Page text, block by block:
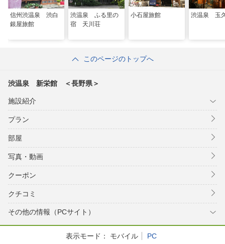
信州渋温泉 渋白
銀屋旅館
渋温泉 ふる里の
宿 天川荘
小石屋旅館 渋温泉 玉
このページのトップへ
渋温泉 新栄館 ＜長野県＞
施設紹介
プラン
部屋
写真・動画
クーポン
クチコミ
その他の情報（PCサイト）
表示モード： モバイル PC